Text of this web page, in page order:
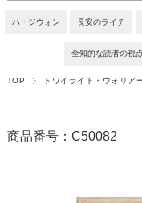
ハ・ジウォン 長安のライチ
全知的な読者の視
TOP トワイライト・ウォリア
商品番号：C50082